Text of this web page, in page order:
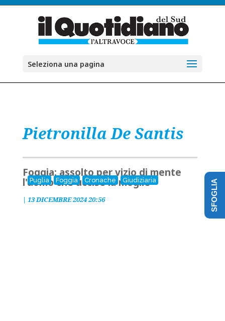
Seleziona una pagina
Pietronilla De Santis
Puglia Foggia Cronache Giudiziaria
Foggia: assolto per vizio di mente
l'uomo che uccise la moglie
| 13 DICEMBRE 2024 20:56 SFOGLIA